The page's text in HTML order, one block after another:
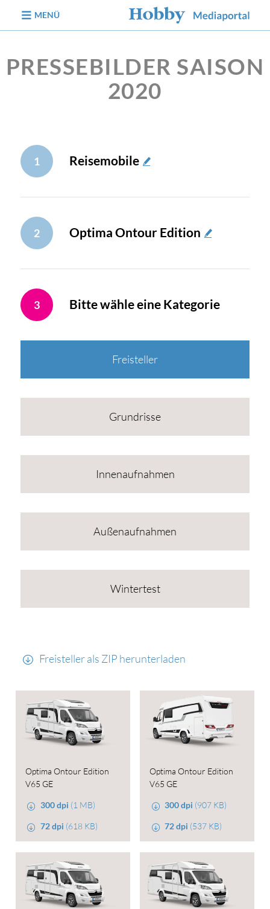
MENÜ
PRESSEBILDER SAISON
2020
1 Reisemobile
2 Optima Ontour Edition
3 Bitte wähle eine Kategorie
Freisteller
Grundrisse
Innenaufnahmen
Außenaufnahmen
Wintertest
Freisteller als ZIP herunterladen
Optima Ontour Edition
V65 GE
300 dpi (1 MB)
72 dpi (618 KB)
Optima Ontour Edition
V65 GE
300 dpi (907 KB)
72 dpi (537 KB)